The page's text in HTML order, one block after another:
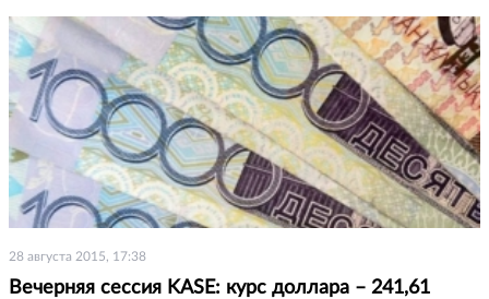
28 августа 2015, 17:38
Вечерняя сессия KASE: курс доллара – 241,61